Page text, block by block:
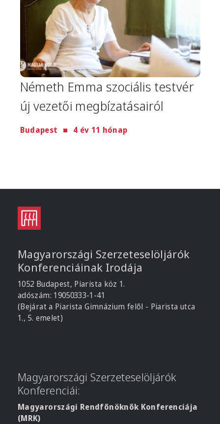
Németh Emma szociális testvér
új vezetői megbízatásairól
Budapest 4 év 11 hónap
Magyarországi Szerzeteselöljárók
Konferenciáinak Irodája
1052 Budapest, Piarista köz 1.
adószám: 19050333-1-41
(Bejárat a Piarista Gimnázium felől - Piarista utca
1., 5. emelet)
Magyarországi Szerzeteselöljárók
Konferenciái:
Magyarországi Rendfőnöknők Konferenciája
(MRK)